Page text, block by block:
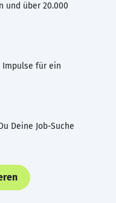
und über 20.000
Impulse für ein
Deine Job-Suche